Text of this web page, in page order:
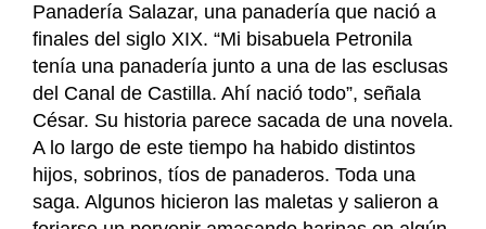
Panadería Salazar, una panadería que nació a
finales del siglo XIX. “Mi bisabuela Petronila
tenía una panadería junto a una de las esclusas
del Canal de Castilla. Ahí nació todo”, señala
César. Su historia parece sacada de una novela.
A lo largo de este tiempo ha habido distintos
hijos, sobrinos, tíos de panaderos. Toda una
saga. Algunos hicieron las maletas y salieron a